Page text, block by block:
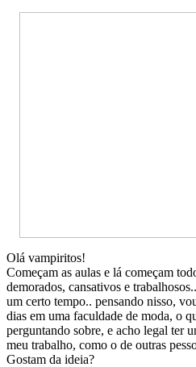
Olá vampiritos!
Começam as aulas e lá começam
demorados, cansativos e
um certo tempo.. pensando nisso,
dias em uma faculdade de moda, o
perguntando sobre, e acho legal ter
meu trabalho, como o de outras
Gostam da ideia?